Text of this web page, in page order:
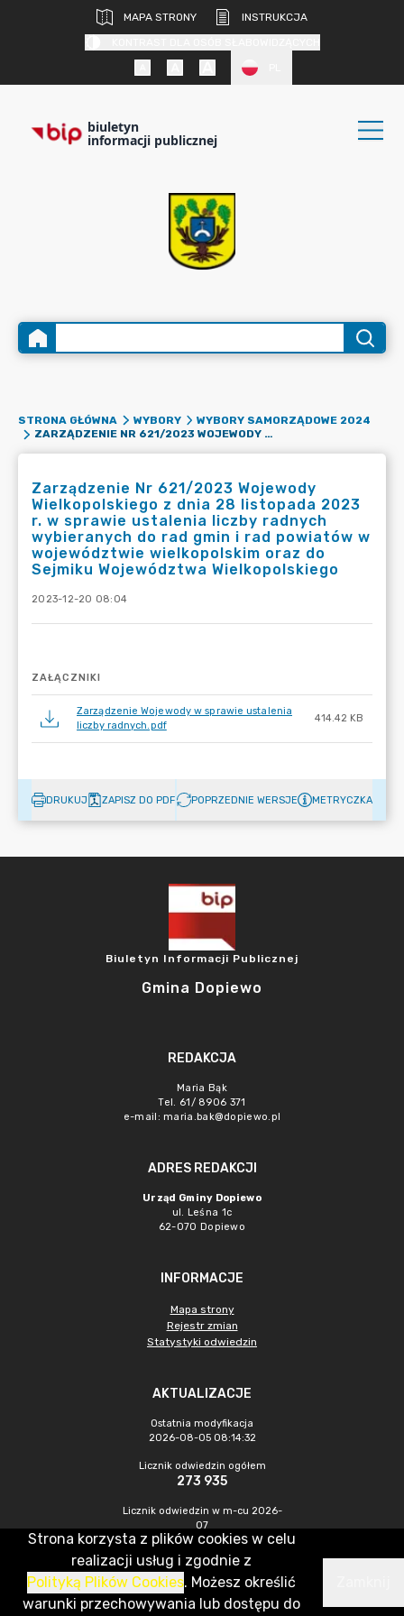
MAPA STRONY
INSTRUKCJA
biuletyn
informacji publicznej
STRONA GŁÓWNA WYBORY
WYBORY SAMORZĄDOWE 2024
ZARZĄDZENIE NR 621/2023 WOJEWODY WIELKOPOLSKIEGO Z DNIA 28 LISTOPADA 2023 R. W SPRAWIE USTALENIA LICZBY RADNYCH WYBIERANYCH DO RAD GMIN I RAD POWIATÓW W WOJEWÓDZTWIE WIELKOPOLSKIM ORAZ DO SEJMIKU WOJEWÓDZTWA WIELKOPOLSKIEGO
Zarządzenie Nr 621/2023 Wojewody
Wielkopolskiego z dnia 28 listopada 2023
r. w sprawie ustalenia liczby radnych
wybieranych do rad gmin i rad powiatów w
województwie wielkopolskim oraz do
Sejmiku Województwa Wielkopolskiego
2023-12-20 08:04
ZAŁĄCZNIKI
Zarządzenie Wojewody w sprawie ustalenia
liczby radnych.pdf
414.42 KB
DRUKUJ ZAPISZ DO PDF POPRZEDNIE WERSJE METRYCZKA
Biuletyn Informacji Publicznej
Gmina Dopiewo
REDAKCJA
Maria Bąk
Tel. 61/ 8906 371
e-mail: maria.bak@dopiewo.pl
ADRES REDAKCJI
Urząd Gminy Dopiewo
ul. Leśna 1c
62-070 Dopiewo
INFORMACJE
Mapa strony
Rejestr zmian
Statystyki odwiedzin
AKTUALIZACJE
Ostatnia modyfikacja
2026-08-05 08:14:32
Licznik odwiedzin ogółem
273 935
Licznik odwiedzin w m-cu 2026-
07
724
CMS & Hosting: Nefeni Sp. z o.o.
Strona korzysta z plików cookies w celu
realizacji usług i zgodnie z
Polityką Plików Cookies. Możesz określić
warunki przechowywania lub dostępu do